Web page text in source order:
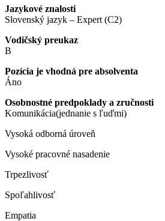
Jazykové znalosti
Slovenský jazyk – Expert (C2)
Vodičský preukaz
B
Pozícia je vhodná pre absolventa
Áno
Osobnostné predpoklady a zručnosti
Komunikácia(jednanie s ľuďmi)
Vysoká odborná úroveň
Vysoké pracovné nasadenie
Trpezlivosť
Spoľahlivosť
Empatia